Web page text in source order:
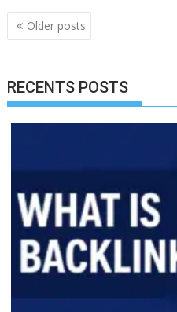
Posts
navigation
Older posts
RECENTS POSTS